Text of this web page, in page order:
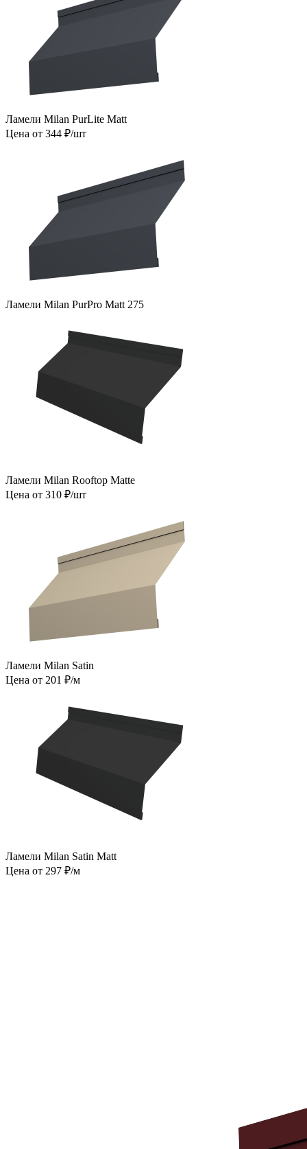
Ламели Milan PurLite Matt
Цена от 344 ₽/шт
Ламели Milan PurPro Matt 275
Ламели Milan Rooftop Matte
Цена от 310 ₽/шт
Ламели Milan Satin
Цена от 201 ₽/м
Ламели Milan Satin Matt
Цена от 297 ₽/м